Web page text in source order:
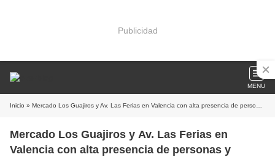
Publicidad
MENU
Inicio » Mercado Los Guajiros y Av. Las Ferias en Valencia con alta presencia de personas y tránsito en víspera de la Navidad 2023
Mercado Los Guajiros y Av. Las Ferias en
Valencia con alta presencia de personas y